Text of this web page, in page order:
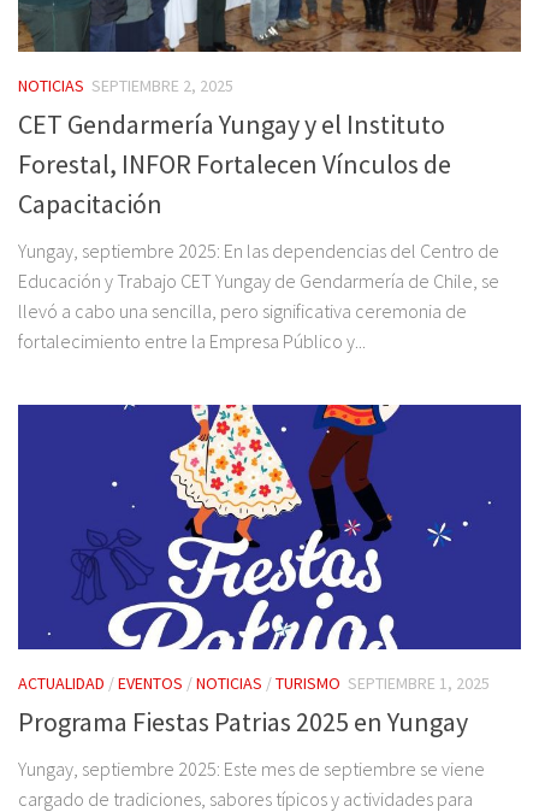
NOTICIAS SEPTIEMBRE 2, 2025
CET Gendarmería Yungay y el Instituto
Forestal, INFOR Fortalecen Vínculos de
Capacitación
Yungay, septiembre 2025: En las dependencias del Centro de
Educación y Trabajo CET Yungay de Gendarmería de Chile, se
llevó a cabo una sencilla, pero significativa ceremonia de
fortalecimiento entre la Empresa Público y...
ACTUALIDAD /EVENTOS /NOTICIAS /TURISMO SEPTIEMBRE 1, 2025
Programa Fiestas Patrias 2025 en Yungay
Yungay, septiembre 2025: Este mes de septiembre se viene
cargado de tradiciones, sabores típicos y actividades para